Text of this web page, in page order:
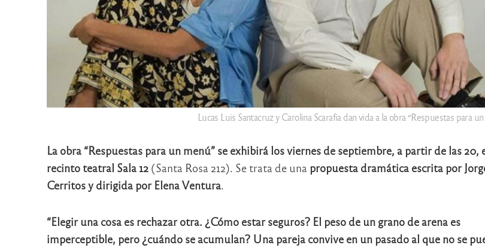
Lucas Luis Santacruz y Carolina Scarafia dan vida a la obra “Respuestas para
La obra “Respuestas para un menú” se exhibirá los viernes de septiembre, a partir de las 20,
recinto teatral Sala 12(Santa Rosa 212). Se trata de una propuesta dramática escrita por
Cerritos y dirigida por Elena Ventura.
“Elegir una cosa es rechazar otra. ¿Cómo estar seguros? El peso de un grano de arena es
imperceptible, pero ¿cuándo se acumulan? Una pareja convive en un pasado al que no se